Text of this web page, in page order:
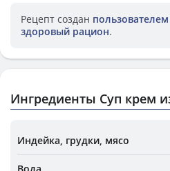
Рецепт создан пользователем
здоровый рацион.
Ингредиенты Суп крем
Индейка, грудки, мясо